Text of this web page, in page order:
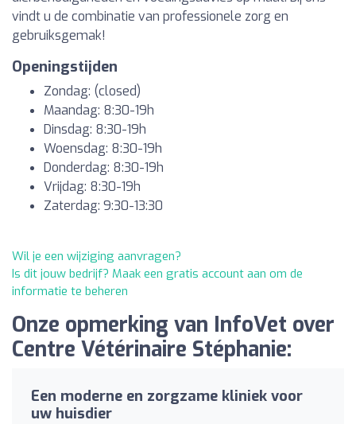
vindt u de combinatie van professionele zorg en
gebruiksgemak!
Openingstijden
Zondag: (closed)
Maandag: 8:30-19h
Dinsdag: 8:30-19h
Woensdag: 8:30-19h
Donderdag: 8:30-19h
Vrijdag: 8:30-19h
Zaterdag: 9:30-13:30
Wil je een wijziging aanvragen?
Is dit jouw bedrijf? Maak een gratis account aan om de
informatie te beheren
Onze opmerking van InfoVet over
Centre Vétérinaire Stéphanie:
Een moderne en zorgzame kliniek voor
uw huisdier